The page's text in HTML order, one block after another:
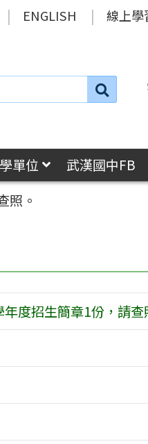
ENGLISH 線上學
搜
單位 武漢國中FB
照。
度招生簡章1份，請查